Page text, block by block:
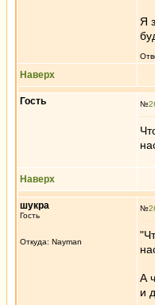
Я
Наверх
Гость №
Наверх
шукра
Гость
Откуда: Nayman
№
А
и